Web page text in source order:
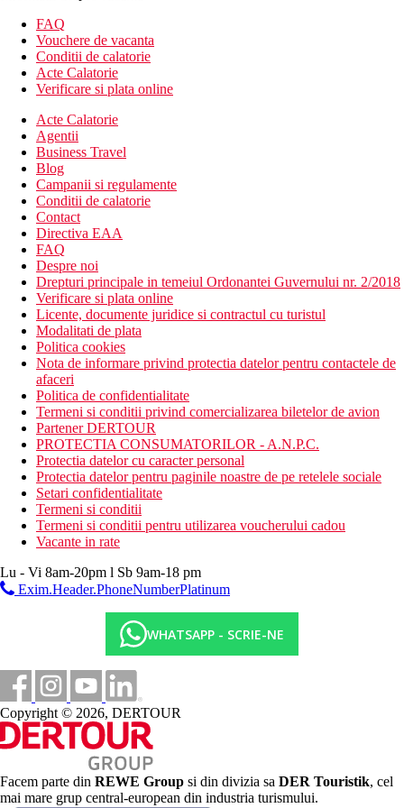
Plaja
O plaja privata cu nisip este situata chiar langa hotel
Mese
Mic dejun tip bufet, cina tip bufet sau meniu fix
Divertisment
optiuni de cumparaturi in vecinatatea hotelului (20 de
minute pana la cel mai mare centru comercial Dubai Mall)
restaurante
baruri
Activitati sportive
Gratuit:
Copii
Clubul pentru copii si piscina umbrita pentru copii.
Internet
Wifi in zona hotelului si in camere
Distanţe
22 km
Centru turistic
2,5 km
Magazine
0 m
Distanta pana la plaja
33 km
7 km
teren de golf
Sezlonguri si umbrele gratuite pe plaja
Hotel langa plaja
Vacanta la plaja
Piscine
Piscina pentru copii
Sezlonguri langa piscina
FAQ
Vouchere de vacanta
Conditii de calatorie
Acte Calatorie
Verificare si plata online
Acte Calatorie
Agentii
Business Travel
Blog
Campanii si regulamente
Conditii de calatorie
Contact
Directiva EAA
FAQ
Despre noi
Drepturi principale in temeiul Ordonantei Guvernului nr. 2/2018
Verificare si plata online
Licente, documente juridice si contractul cu turistul
Modalitati de plata
Politica cookies
Nota de informare privind protectia datelor pentru contactele de
afaceri
Politica de confidentialitate
Termeni si conditii privind comercializarea biletelor de avion
Partener DERTOUR
PROTECTIA CONSUMATORILOR - A.N.P.C.
Protectia datelor cu caracter personal
Protectia datelor pentru paginile noastre de pe retelele sociale
Setari confidentialitate
Termeni si conditii
Termeni si conditii pentru utilizarea voucherului cadou
Vacante in rate
Lu - Vi 8am-20pm l Sb 9am-18 pm
Exim.Header.PhoneNumberPlatinum
WHATSAPP - SCRIE-NE
Copyright © 2026, DERTOUR
Facem parte din REWE Group si din divizia sa DER Touristik, cel
mai mare grup central-european din industria turismului.